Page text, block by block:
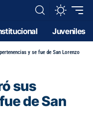
Juveniles
y se fue de San Lorenzo
sus
de San